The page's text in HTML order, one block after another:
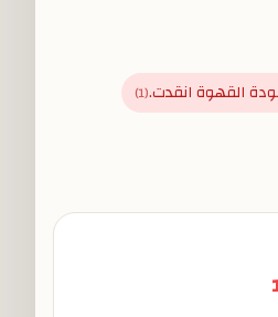
القهوة انقدت.(
1
)